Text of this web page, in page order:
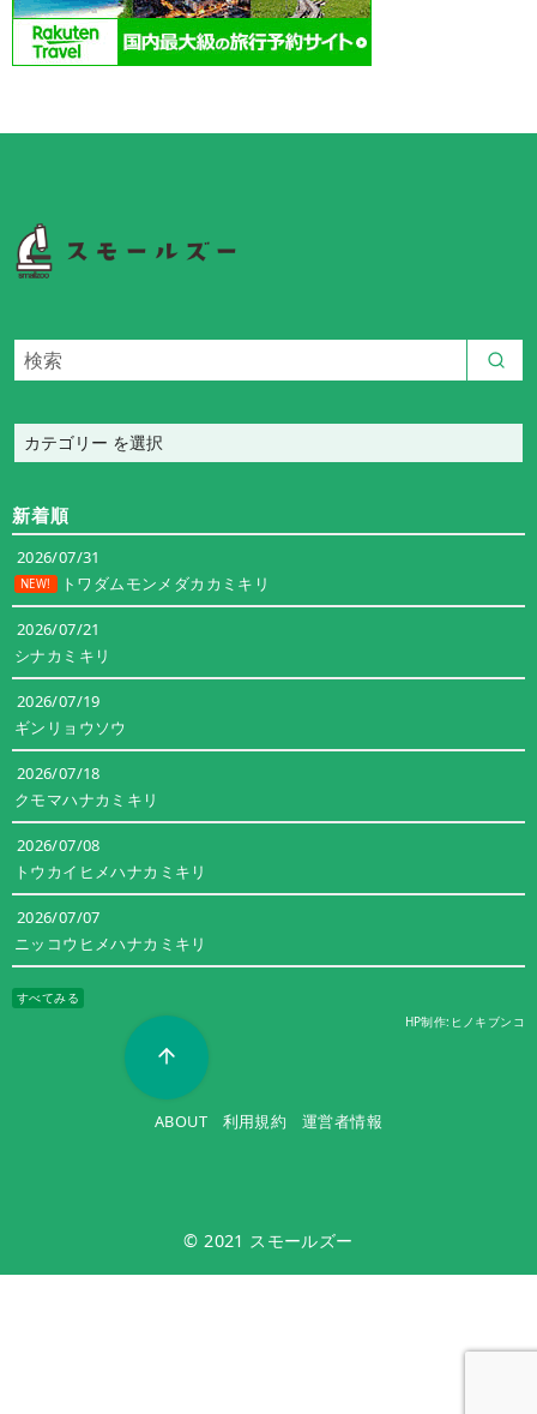
テ
リ
新着順
2026/07/31
NEW! トワダムモンメダカカミキリ
2026/07/21
シナカミキリ
2026/07/19
ギンリョウソウ
2026/07/18
クモマハナカミキリ
2026/07/08
トウカイヒメハナカミキリ
2026/07/07
ニッコウヒメハナカミキリ
すべてみる
HP制作:ヒノキブンコ
ABOUT 利用規約 運営者情報
© 2021 スモールズー